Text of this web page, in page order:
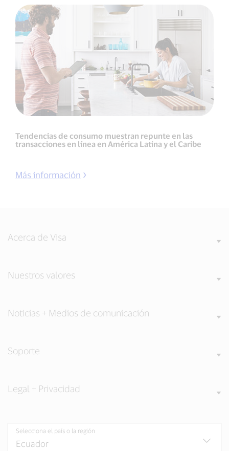
Tendencias de consumo muestran repunte en las
transacciones en línea en América Latina y el Caribe
Más información
Acerca de Visa
Nuestros valores
Noticias + Medios de comunicación
Soporte
Legal + Privacidad
Selecciona el país o la región